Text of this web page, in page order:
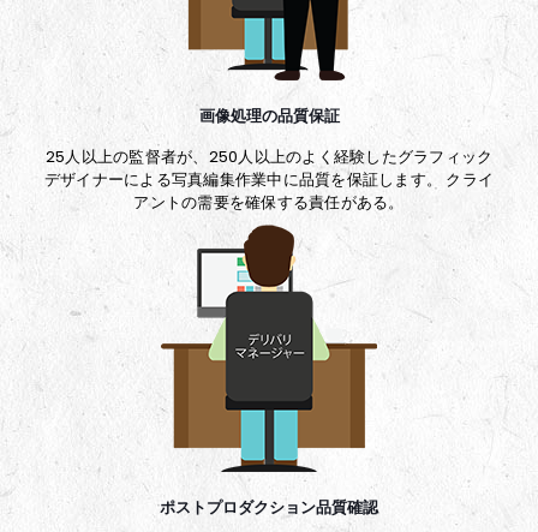
画像処理の品質保証
25人以上の監督者が、250人以上のよく経験したグラフィック
デザイナーによる写真編集作業中に品質を保証します。 クライ
アントの需要を確保する責任がある。
ポストプロダクション品質確認